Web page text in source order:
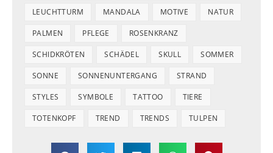
LEUCHTTURM MANDALA MOTIVE NATUR
PALMEN PFLEGE ROSENKRANZ
SCHIDKRÖTEN SCHÄDEL SKULL SOMMER
SONNE SONNENUNTERGANG STRAND
STYLES SYMBOLE TATTOO TIERE
TOTENKOPF TREND TRENDS TULPEN